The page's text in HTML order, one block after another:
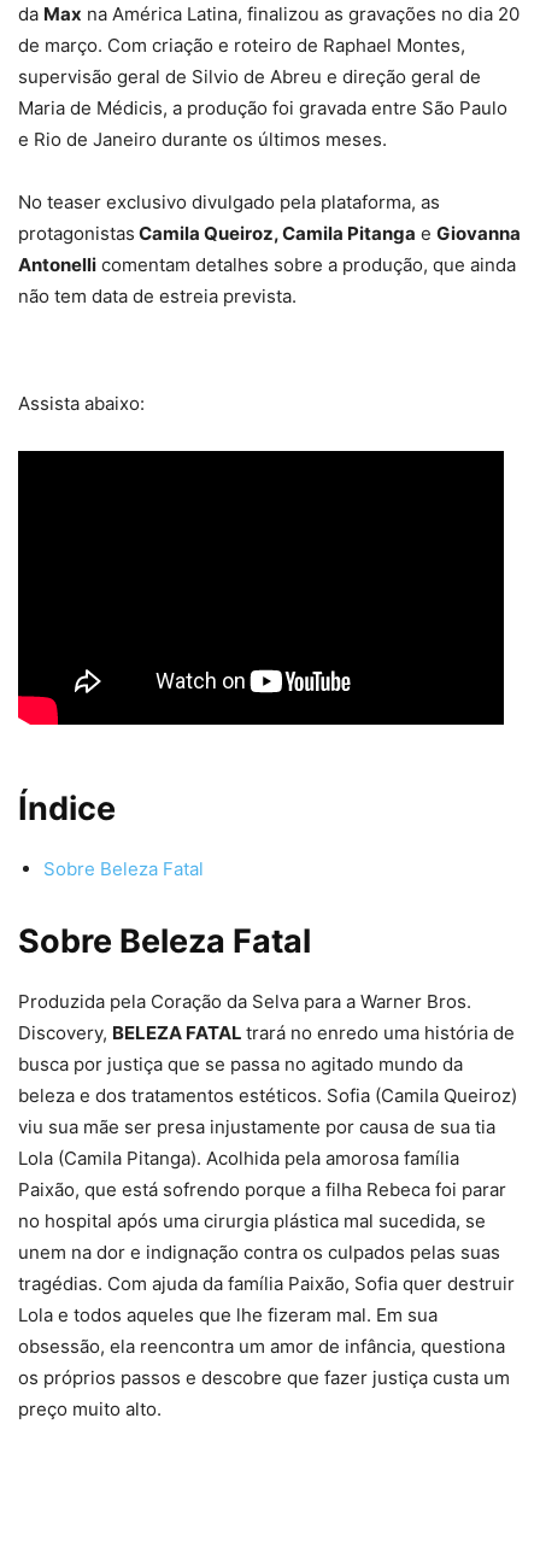
da Max na América Latina, finalizou as gravações no dia 20
de março. Com criação e roteiro de Raphael Montes,
supervisão geral de Silvio de Abreu e direção geral de
Maria de Médicis, a produção foi gravada entre São Paulo
e Rio de Janeiro durante os últimos meses.
No teaser exclusivo divulgado pela plataforma, as
protagonistas Camila Queiroz, Camila Pitanga e Giovanna
Antonelli comentam detalhes sobre a produção, que ainda
não tem data de estreia prevista.
Assista abaixo:
Índice
Sobre Beleza Fatal
Sobre Beleza Fatal
Produzida pela Coração da Selva para a Warner Bros.
Discovery, BELEZA FATAL trará no enredo uma história de
busca por justiça que se passa no agitado mundo da
beleza e dos tratamentos estéticos. Sofia (Camila Queiroz)
viu sua mãe ser presa injustamente por causa de sua tia
Lola (Camila Pitanga). Acolhida pela amorosa família
Paixão, que está sofrendo porque a filha Rebeca foi parar
no hospital após uma cirurgia plástica mal sucedida, se
unem na dor e indignação contra os culpados pelas suas
tragédias. Com ajuda da família Paixão, Sofia quer destruir
Lola e todos aqueles que lhe fizeram mal. Em sua
obsessão, ela reencontra um amor de infância, questiona
os próprios passos e descobre que fazer justiça custa um
preço muito alto.